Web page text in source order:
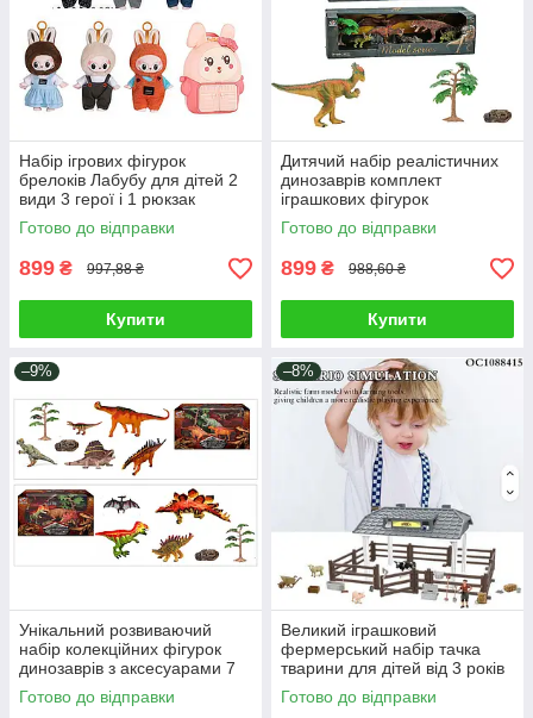
Набір ігрових фігурок
брелоків Лабубу для дітей 2
види 3 герої і 1 рюкзак
скринька персонажі на
підвісці рухомі деталі
Готово до відправки
899 ₴ 997,88 ₴
Купити
Дитячий набір реалістичних
динозаврів комплект
іграшкових фігурок
доісторичних тварин камінь
дерево 3 види
Готово до відправки
899 ₴ 988,60 ₴
Купити
–9%
Унікальний розвиваючий
набір колекційних фігурок
динозаврів з аксесуарами 7
елементів супер деталізація
та реалізм 2 види
Готово до відправки
–8%
Великий іграшковий
фермерський набір тачка
тварини для дітей від 3 років
45 елементів фігурка
фермера хлів загородка
Готово до відправки